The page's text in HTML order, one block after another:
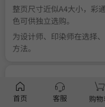
整页尺寸近似A4大小，彩
色可供独立选购。
为设计师、印染师在选择
方法。
服务 官方正品 关于税费
首页 客服 购物